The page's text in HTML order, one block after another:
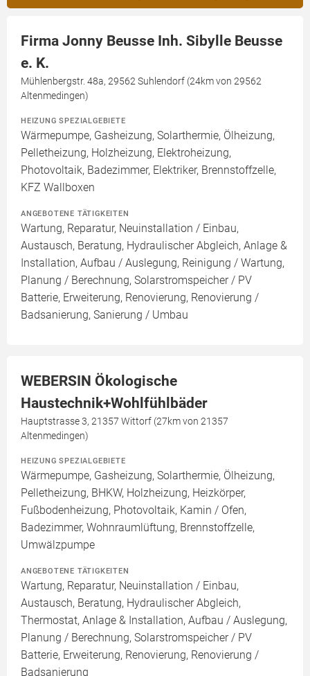
Firma Jonny Beusse Inh. Sibylle Beusse
e. K.
Mühlenbergstr. 48a, 29562 Suhlendorf (24km von 29562
Altenmedingen)
HEIZUNG SPEZIALGEBIETE
Wärmepumpe, Gasheizung, Solarthermie, Ölheizung,
Pelletheizung, Holzheizung, Elektroheizung,
Photovoltaik, Badezimmer, Elektriker, Brennstoffzelle,
KFZ Wallboxen
ANGEBOTENE TÄTIGKEITEN
Wartung, Reparatur, Neuinstallation / Einbau,
Austausch, Beratung, Hydraulischer Abgleich, Anlage &
Installation, Aufbau / Auslegung, Reinigung / Wartung,
Planung / Berechnung, Solarstromspeicher / PV
Batterie, Erweiterung, Renovierung, Renovierung /
Badsanierung, Sanierung / Umbau
WEBERSIN Ökologische
Haustechnik+Wohlfühlbäder
Hauptstrasse 3, 21357 Wittorf (27km von 21357
Altenmedingen)
HEIZUNG SPEZIALGEBIETE
Wärmepumpe, Gasheizung, Solarthermie, Ölheizung,
Pelletheizung, BHKW, Holzheizung, Heizkörper,
Fußbodenheizung, Photovoltaik, Kamin / Ofen,
Badezimmer, Wohnraumlüftung, Brennstoffzelle,
Umwälzpumpe
ANGEBOTENE TÄTIGKEITEN
Wartung, Reparatur, Neuinstallation / Einbau,
Austausch, Beratung, Hydraulischer Abgleich,
Thermostat, Anlage & Installation, Aufbau / Auslegung,
Planung / Berechnung, Solarstromspeicher / PV
Batterie, Erweiterung, Renovierung, Renovierung /
Badsanierung